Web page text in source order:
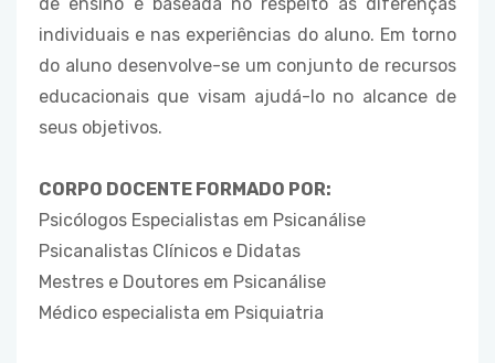
individuais e nas experiências do aluno. Em torno
do aluno desenvolve-se um conjunto de recursos
educacionais que visam ajudá-lo no alcance de
seus objetivos.
CORPO DOCENTE FORMADO POR:
Psicólogos Especialistas em Psicanálise
Psicanalistas Clínicos e Didatas
Mestres e Doutores em Psicanálise
Médico especialista em Psiquiatria